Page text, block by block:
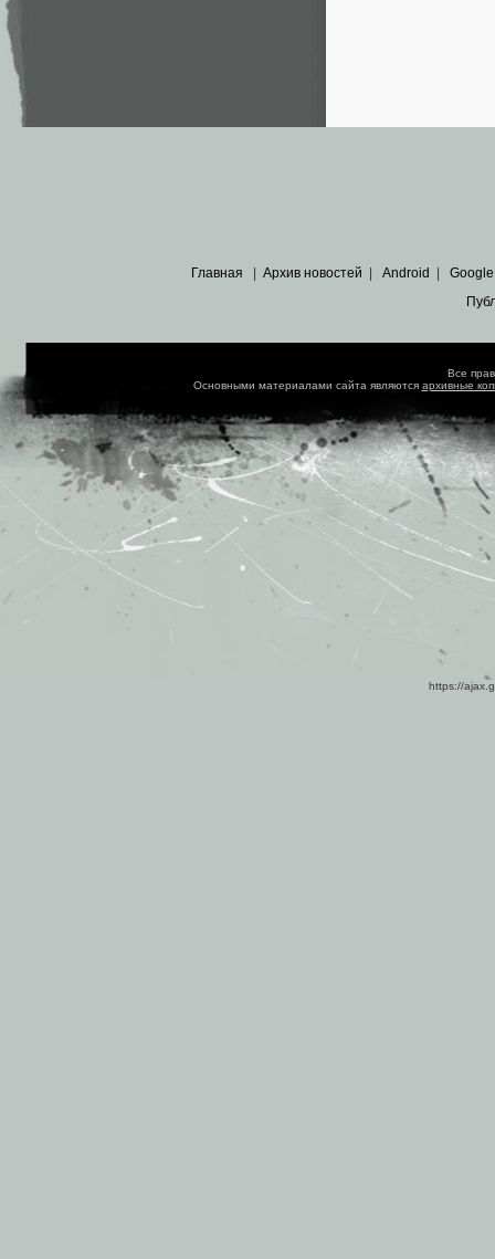
Главная Архив новостей Android Google
Все
Основными материалами сайта являются архивные
https://